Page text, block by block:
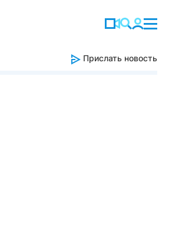
Прислать новость